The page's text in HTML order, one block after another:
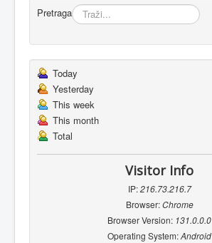
Pretraga
Today
Yesterday
This week
This month
Total
Visitor Info
IP:216.73.216.7
Browser:Chrome
Browser Version: 131.0.0.0
Operating System:Android